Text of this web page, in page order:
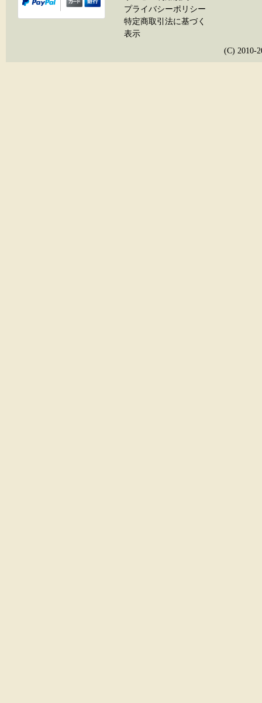
プライバシーポリシー
特定商取引法に基づく
表示
(C) 2010-